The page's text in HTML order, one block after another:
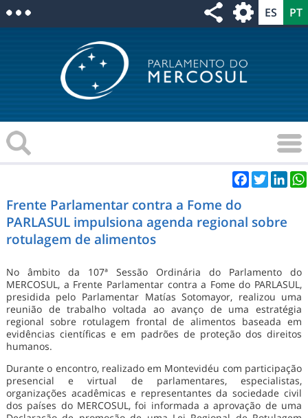
Facebook
Twitter
Frente Parlamentar contra a Fome do
PARLASUL impulsiona agenda regional sobre
rotulagem de alimentos
No âmbito da 107ª Sessão Ordinária do Parlamento do
MERCOSUL, a Frente Parlamentar contra a Fome do PARLASUL,
presidida pelo Parlamentar Matías Sotomayor, realizou uma
reunião de trabalho voltada ao avanço de uma estratégia
regional sobre rotulagem frontal de alimentos baseada em
evidências científicas e em padrões de proteção dos direitos
humanos.
Durante o encontro, realizado em Montevidéu com participação
presencial e virtual de parlamentares, especialistas,
organizações acadêmicas e representantes da sociedade civil
dos países do MERCOSUL, foi informada a aprovação de uma